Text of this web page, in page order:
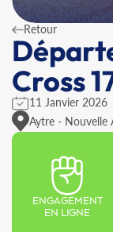
Retour
Cross
11 Janvier 2026
Aytre - Nouvelle
ENGAGEMENT
EN LIGNE